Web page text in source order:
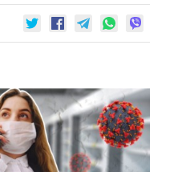
ПОЛИТИКОВ